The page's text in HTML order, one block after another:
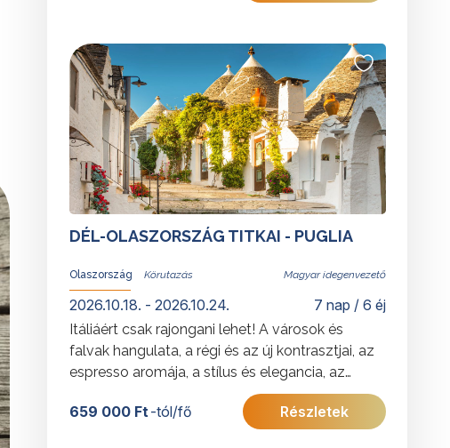
DÉL-OLASZORSZÁG TITKAI - PUGLIA
Olaszország Magyar idegenvezető
2026.10.18. - 2026.10.24. 7 nap / 6 éj
Itáliáért csak rajongani lehet! A városok és
falvak hangulata, a régi és az új kontrasztjai, az
espresso aromája, a stílus és elegancia, az
ellenállhatatlan ételek - és persze italok, a
végtelen tenger „azzurrója” – és még ezernyi
659 000 Ft-tól/fő Részletek